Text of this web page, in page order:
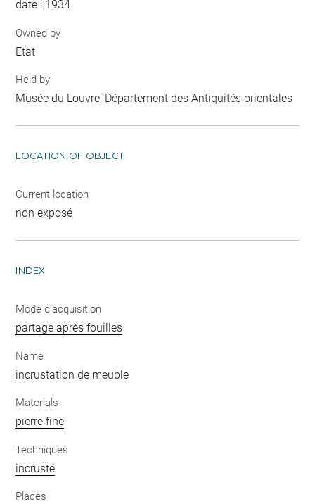
date : 1934
Owned by
Etat
Held by
Musée du Louvre, Département des Antiquités orientales
LOCATION OF OBJECT
Current location
non exposé
INDEX
Mode d'acquisition
partage après fouilles
Name
incrustation de meuble
Materials
pierre fine
Techniques
incrusté
Places